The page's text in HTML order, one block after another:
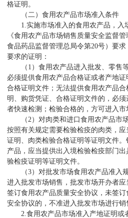
格证明。
（二）食用农产品市场准入条件
1.实施市场准入的食用农产品，入
《食用农产品市场销售质量安全监督
食品药品监督管理总局令第20号）要求
要求的证明：
（1）食用农产品进入批发、零售等
必须提供食用农产品合格证或者产地证
合格证明文件；无法提供食用农产品合
明、购货凭证、合格证明文件的，必
者快速检测；检验合格的，方可进入市
（2）对肉类和进口食用农产品市
按照有关规定需要检验检疫的肉类，
证明、肉类检验合格证明等证明文件。
产品，应当提供出入境检验检疫部门
验检疫证明等证明文件。
（3）对批发市场食用农产品准入
进入批发市场销售，批发市场开办者
签订食用农产品质量安全协议，未签
安全协议的，不准进入批发市场进行销
2.食用农产品市场准入产地证明或